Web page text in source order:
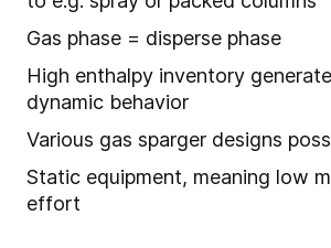
Gas phase = disperse phase
High enthalpy inventory
dynamic behavior
Various gas sparger designs
Static equipment, meaning low
effort